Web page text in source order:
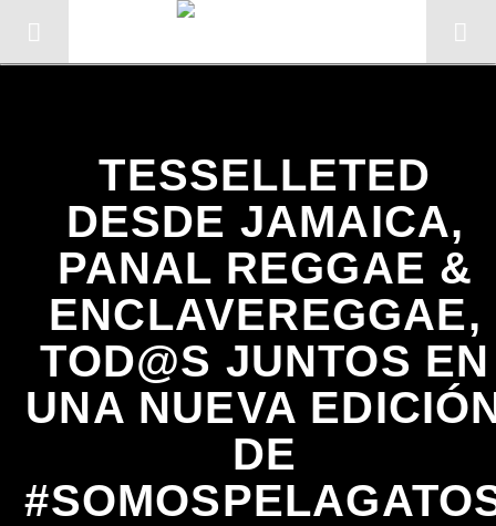
CANCIÓN ACTUAL
TESSELLETED
DESDE JAMAICA,
PANAL REGGAE &
ENCLAVEREGGAE,
TOD@S JUNTOS EN
UNA NUEVA
DE